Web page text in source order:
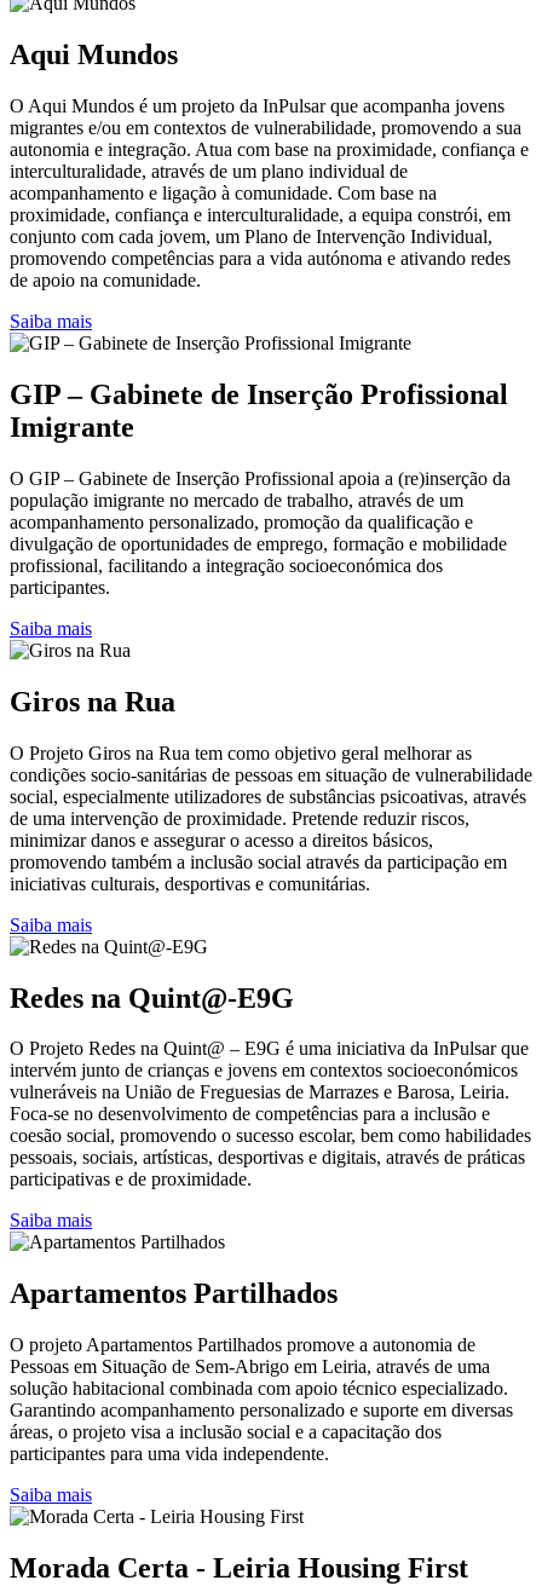
Aqui Mundos
O Aqui Mundos é um projeto da InPulsar que acompanha jovens
migrantes e/ou em contextos de vulnerabilidade, promovendo a sua
autonomia e integração. Atua com base na proximidade, confiança e
interculturalidade, através de um plano individual de
acompanhamento e ligação à comunidade. Com base na
proximidade, confiança e interculturalidade, a equipa constrói, em
conjunto com cada jovem, um Plano de Intervenção Individual,
promovendo competências para a vida autónoma e ativando redes
de apoio na comunidade.
Saiba mais
GIP – Gabinete de Inserção Profissional
Imigrante
O GIP – Gabinete de Inserção Profissional apoia a (re)inserção da
população imigrante no mercado de trabalho, através de um
acompanhamento personalizado, promoção da qualificação e
divulgação de oportunidades de emprego, formação e mobilidade
profissional, facilitando a integração socioeconómica dos
participantes.
Saiba mais
Giros na Rua
O Projeto Giros na Rua tem como objetivo geral melhorar as
condições socio-sanitárias de pessoas em situação de vulnerabilidade
social, especialmente utilizadores de substâncias psicoativas, através
de uma intervenção de proximidade. Pretende reduzir riscos,
minimizar danos e assegurar o acesso a direitos básicos,
promovendo também a inclusão social através da participação em
iniciativas culturais, desportivas e comunitárias.
Saiba mais
Redes na Quint@-E9G
O Projeto Redes na Quint@ – E9G é uma iniciativa da InPulsar que
intervém junto de crianças e jovens em contextos socioeconómicos
vulneráveis na União de Freguesias de Marrazes e Barosa, Leiria.
Foca-se no desenvolvimento de competências para a inclusão e
coesão social, promovendo o sucesso escolar, bem como habilidades
pessoais, sociais, artísticas, desportivas e digitais, através de práticas
participativas e de proximidade.
Saiba mais
Apartamentos Partilhados
O projeto Apartamentos Partilhados promove a autonomia de
Pessoas em Situação de Sem-Abrigo em Leiria, através de uma
solução habitacional combinada com apoio técnico especializado.
Garantindo acompanhamento personalizado e suporte em diversas
áreas, o projeto visa a inclusão social e a capacitação dos
participantes para uma vida independente.
Saiba mais
Morada Certa - Leiria Housing First